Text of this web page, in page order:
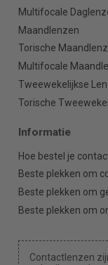
Multifocale
Maandlenzen
Torische
Multifocale
Tweewekelijkse
Torische
Informatie
Hoe bestel je
Beste plekken om
Beste plekken om
Beste plekken om
Contactlenzen